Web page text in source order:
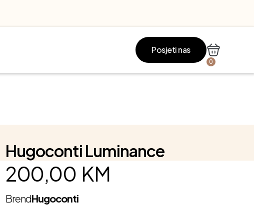
Posjeti nas
0
Hugoconti Luminance
200,00 KM
BrendHugoconti